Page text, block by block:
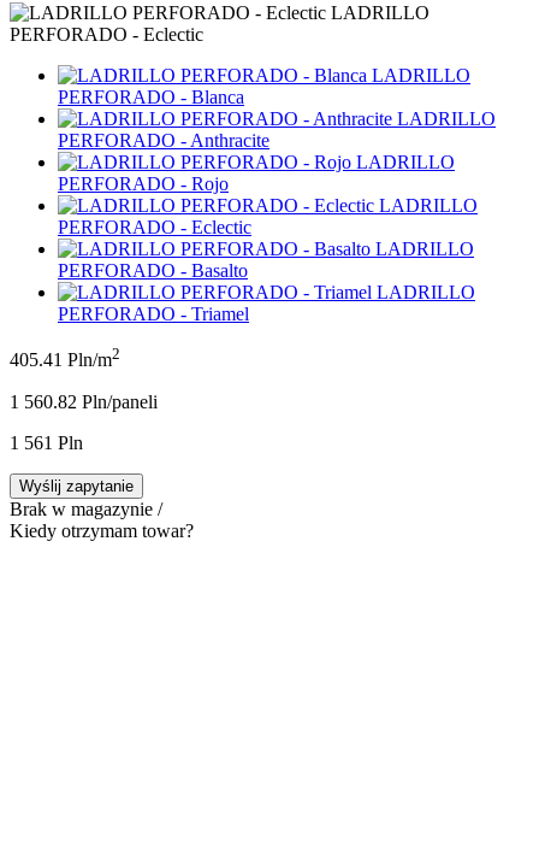
LADRILLO
PERFORADO - Eclectic
LADRILLO
PERFORADO - Blanca
LADRILLO
PERFORADO - Anthracite
LADRILLO
PERFORADO - Rojo
LADRILLO
PERFORADO - Eclectic
LADRILLO
PERFORADO - Basalto
LADRILLO
PERFORADO - Triamel
405.41 Pln/m2
1 560.82 Pln/paneli
1 561 Pln
Wyślij zapytanie
Brak w magazynie /
Kiedy otrzymam towar?